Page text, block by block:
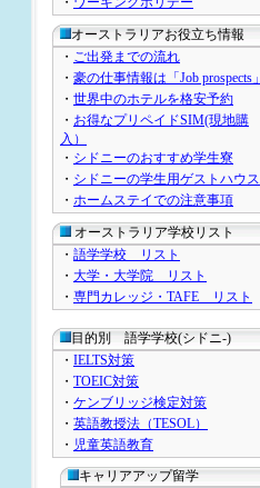
オーストラリアお役立ち情報
・ ご出発までの流れ
・ 豪の仕事情報は「Job prospects」
・ 世界中のホテルを格安予約
・ お得なプリペイドSIM(現地購
入）
・ シドニーのおすすめ学生寮
・ シドニーの学生用ゲストハウス
・ ホームステイでの注意事項
オーストラリア学校リスト
・ 語学学校 リスト
・ 大学・大学院 リスト
・ 専門カレッジ・TAFE リスト
目的別 語学学校(シドニ-)
・ IELTS対策
・ TOEIC対策
・ ケンブリッジ検定対策
・ 英語教授法（TESOL）
・ 児童英語教育
キャリアアップ留学